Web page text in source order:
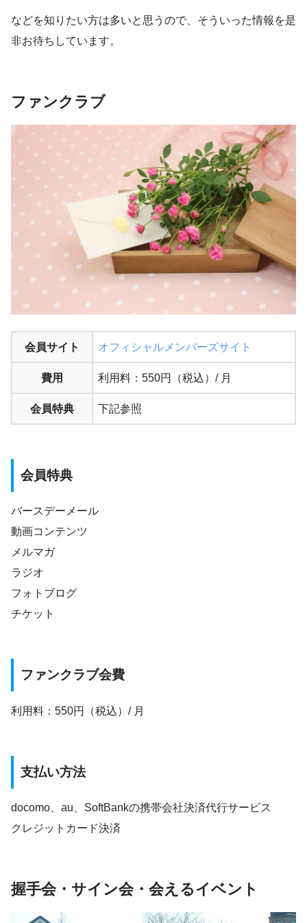
などを知りたい方は多いと思うので、そういった情報を是
非お待ちしています。
ファンクラブ
会員サイト オフィシャルメンバーズサイト
費用 利用料：550円（税込）/ 月
会員特典 下記参照
会員特典
バースデーメール
動画コンテンツ
メルマガ
ラジオ
フォトブログ
チケット
ファンクラブ会費
利用料：550円（税込）/ 月
支払い方法
docomo、au、SoftBankの携帯会社決済代行サービス
クレジットカード決済
握手会・サイン会・会えるイベント